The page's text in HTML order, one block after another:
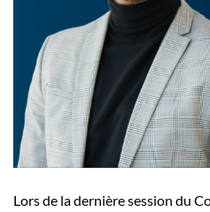
Lors de la dernière session du